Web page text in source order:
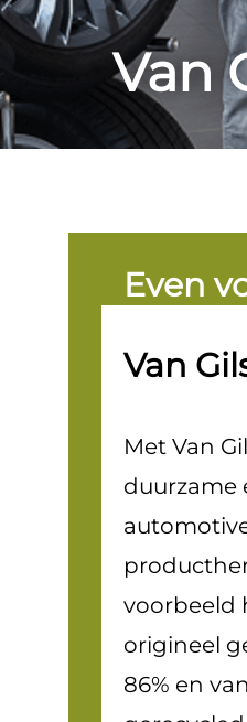
Van
Even
Van
Met Van
duurzame
voorbeeld
origineel
86% en